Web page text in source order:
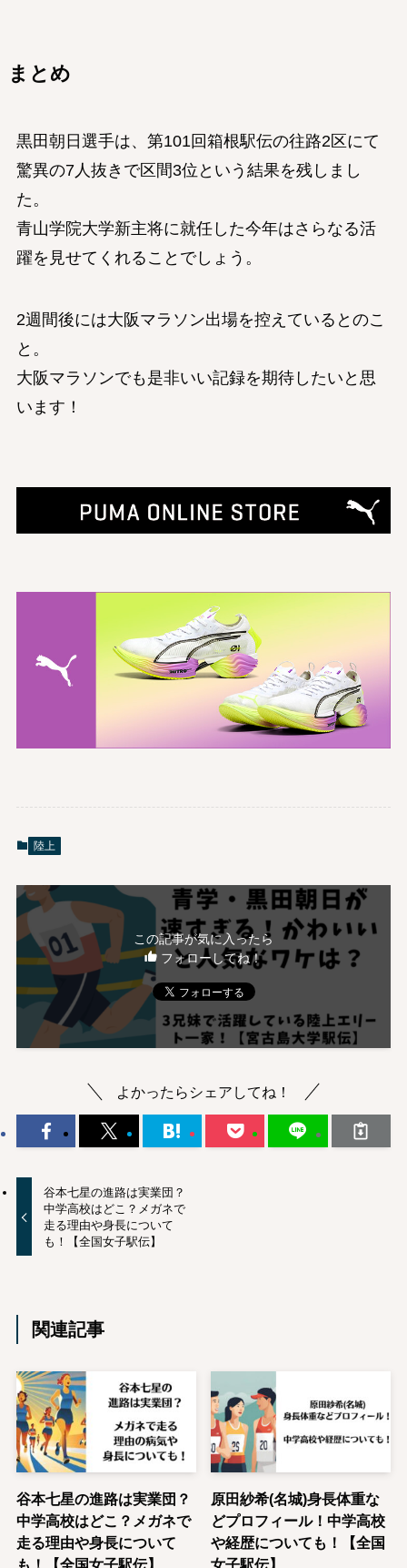
まとめ
黒田朝日選手は、第101回箱根駅伝の往路2区にて
驚異の7人抜きで区間3位という結果を残しまし
た。
青山学院大学新主将に就任した今年はさらなる活
躍を見せてくれることでしょう。
2週間後には大阪マラソン出場を控えているとのこ
と。
大阪マラソンでも是非いい記録を期待したいと思
います！
陸上
この記事が気に入ったら
フォローしてね！
よかったらシェアしてね！
谷本七星の進路は実業団？
中学高校はどこ？メガネで
走る理由や身長について
も！【全国女子駅伝】
関連記事
谷本七星の進路は実業団？
中学高校はどこ？メガネで
走る理由や身長について
も！【全国女子駅伝】
原田紗希(名城)身長体重な
どプロフィール！中学高校
や経歴についても！【全国
女子駅伝】